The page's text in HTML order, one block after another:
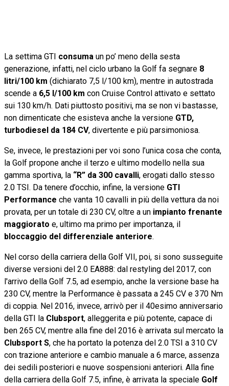
La settima GTI consuma un po’ meno della sesta
generazione, infatti, nel ciclo urbano la Golf fa segnare 8
litri/100 km (dichiarato 7,5 l/100 km), mentre in autostrada
scende a 6,5 l/100 km con Cruise Control attivato e settato
sui 130 km/h. Dati piuttosto positivi, ma se non vi bastasse,
non dimenticate che esisteva anche la versione GTD,
turbodiesel da 184 CV, divertente e più parsimoniosa.
Se, invece, le prestazioni per voi sono l’unica cosa che conta,
la Golf propone anche il terzo e ultimo modello nella sua
gamma sportiva, la “R” da 300 cavalli, erogati dallo stesso
2.0 TSI. Da tenere d’occhio, infine, la versione GTI
Performance che vanta 10 cavalli in più della vettura da noi
provata, per un totale di 230 CV, oltre a un impianto frenante
maggiorato e, ultimo ma primo per importanza, il
bloccaggio del differenziale anteriore.
Nel corso della carriera della Golf VII, poi, si sono susseguite
diverse versioni del 2.0 EA888: dal restyling del 2017, con
l'arrivo della Golf 7.5, ad esempio, anche la versione base ha
230 CV, mentre la Performance è passata a 245 CV e 370 Nm
di coppia. Nel 2016, invece, arrivò per il 40esimo anniversario
della GTI la Clubsport, alleggerita e più potente, capace di
ben 265 CV, mentre alla fine del 2016 è arrivata sul mercato la
Clubsport S, che ha portato la potenza del 2.0 TSI a 310 CV
con trazione anteriore e cambio manuale a 6 marce, assenza
dei sedili posteriori e nuove sospensioni anteriori. Alla fine
della carriera della Golf 7.5, infine, è arrivata la speciale Golf